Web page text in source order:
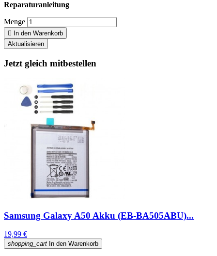
Reparaturanleitung
Menge
 In den Warenkorb
Jetzt gleich mitbestellen
Samsung Galaxy A50 Akku (EB-BA505ABU)...
19,99 €
shopping_cart In den Warenkorb